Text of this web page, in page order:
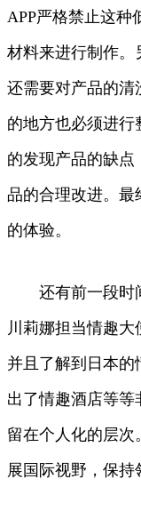
APP严格禁止这种
材料来进行制作。
还需要对产品的清
的地方也必须进
的发现产品的缺
品的合理改进。最
的体验。
还有前一段时间
川莉娜担当情趣大
并且了解到日本的
出了情趣酒店等等
留在个人化的层次
展国际视野，保持